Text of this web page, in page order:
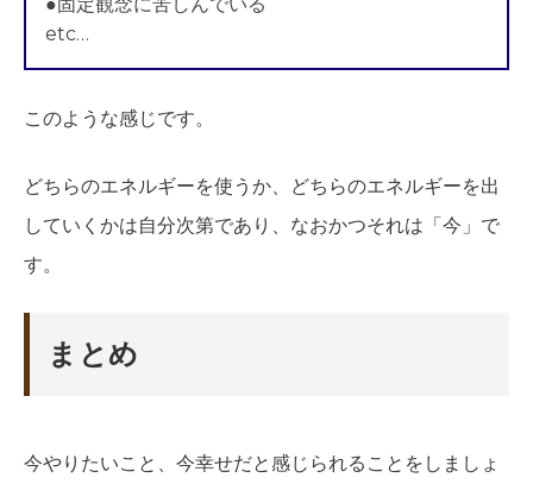
●固定観念に苦しんでいる
etc…
このような感じです。
どちらのエネルギーを使うか、どちらのエネルギーを出
していくかは自分次第であり、なおかつそれは「今」で
す。
まとめ
今やりたいこと、今幸せだと感じられることをしましょ